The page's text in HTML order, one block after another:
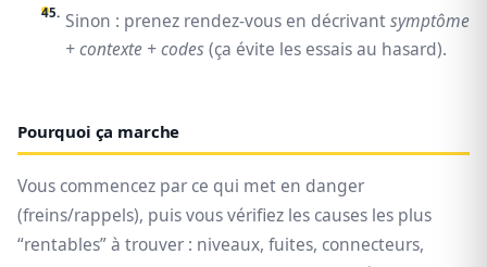
Sinon : prenez rendez-vous en décrivantsymptôme
+ contexte + codes (ça évite les essais au hasard).
Pourquoi ça marche
Vous commencez par ce qui met en danger
(freins/rappels), puis vous vérifiez les causes les plus
“rentables” à trouver : niveaux, fuites, connecteurs,